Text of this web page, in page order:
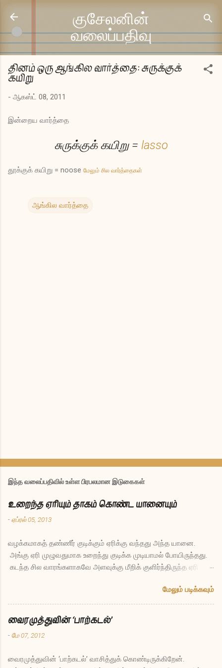
முதன்மை உள்ளடக்கத்திற்குச் செல்
குசேலனின்
வலைப்பதிவு
தினம் ஒரு ஆங்கில வார்த்தை: சுருக்குக்
கயிறு
- ஆகஸ்ட் 08, 2011
இன்றைய வார்த்தை
சுருக்குக் கயிறு = lasso
தூக்குக் கயிறு = noose மேலும் சில வார்த்தைகள்
ஆங்கில வார்த்தை
இந்த வலைப்பதிவில் உள்ள பிரபலமான இடுகைகள்
உறைந்த ஏரியும் தாகம் கொண்ட யானையும்
-ஏப்ரல் 05, 2013
வழக்கமாகத் தண்ணீர் குடிக்கும் ஏரிக்கு வந்தது அந்த யானை.
அங்கு ஏரி முழுவதுமாக உறைந்து குடிக்க முடியாமல் போயிருந்தது.
கடந்த சில வாரங்களாகவே அளவுக்கு மீறிக் குளிர்ந்திருந்த ஏரி
தாகத்துடனேயே திரும்பிச் சென்றுவிட்டது. சில மாதங்கள் கழித்து
மீண்டும் அதே ஏரிக்கு யானை வந்தது. அப்போதும் உறைந்தே இருந்த
ஏரியிடம் யானை கேட்டது, “எல்லோருடைய தாகத்தையும் தீர்க்கும்
புனிதமான பணி செய்யும் நீ இப்படி மாதக்கணக்கில் உறைந்து
போகலாமா, இது நியாயம்தானா?” என்று. ஏரி சொன்னது, “நியாயமா
நீராக இருந்து உன்போன்ற விலங்குகளின் தாகம் தீர்த்தேன். என்னுள்
மேலும் படிக்கவும்
வைரமுத்துவின் ‘பாற்கடல்’
- மே 07, 2012
வைரமுத்துவின் ‘பாற்கடல்’ வாசித்துக் கொண்டிருக்கிறேன்.